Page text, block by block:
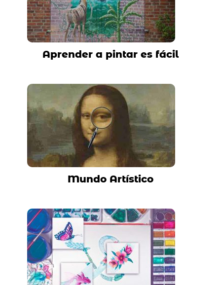
Aprender a pintar es fácil
Mundo Artístico